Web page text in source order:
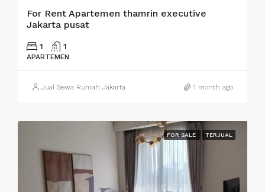
For Rent Apartemen thamrin executive
Jakarta pusat
1 1
APARTEMEN
Jual Sewa Rumah Jakarta 1 month ago
FOR SALE TERJUAL